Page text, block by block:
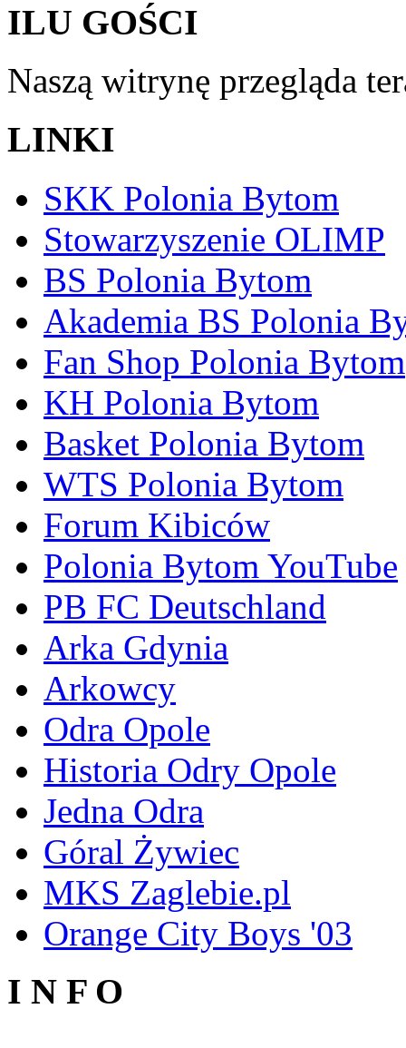
ILU GOŚCI
Naszą witrynę przegląda
LINKI
SKK Polonia Bytom
Stowarzyszenie OLIMP
BS Polonia Bytom
Akademia BS Polonia
Fan Shop Polonia Bytom
KH Polonia Bytom
Basket Polonia Bytom
WTS Polonia Bytom
Forum Kibiców
Polonia Bytom YouTube
PB FC Deutschland
Arka Gdynia
Arkowcy
Odra Opole
Historia Odry Opole
Jedna Odra
Góral Żywiec
MKS Zaglebie.pl
Orange City Boys '03
I N F O